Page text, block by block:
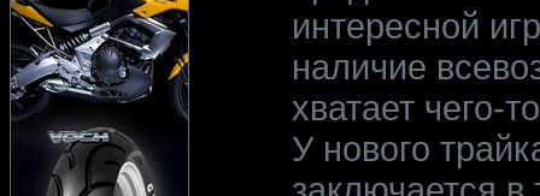
интересной
наличие
хватает чего-
У нового